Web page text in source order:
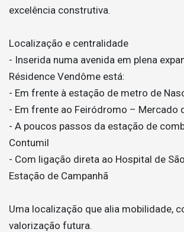
excelência construtiva.
Localização e centralidade
- Inserida numa avenida em plena
Résidence Vendôme está:
- Em frente à estação de metro de
- Em frente ao Feiródromo – Mercado
- A poucos passos da estação de
Contumil
- Com ligação direta ao Hospital de
Estação de Campanhã
Uma localização que alia mobilidade,
valorização futura.